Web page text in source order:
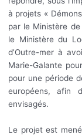
à projets «
par le Ministère de
le Ministère du
d’Outre-mer à
Marie-Galante
pour une période
européens, afin
envisagés.
Le projet est